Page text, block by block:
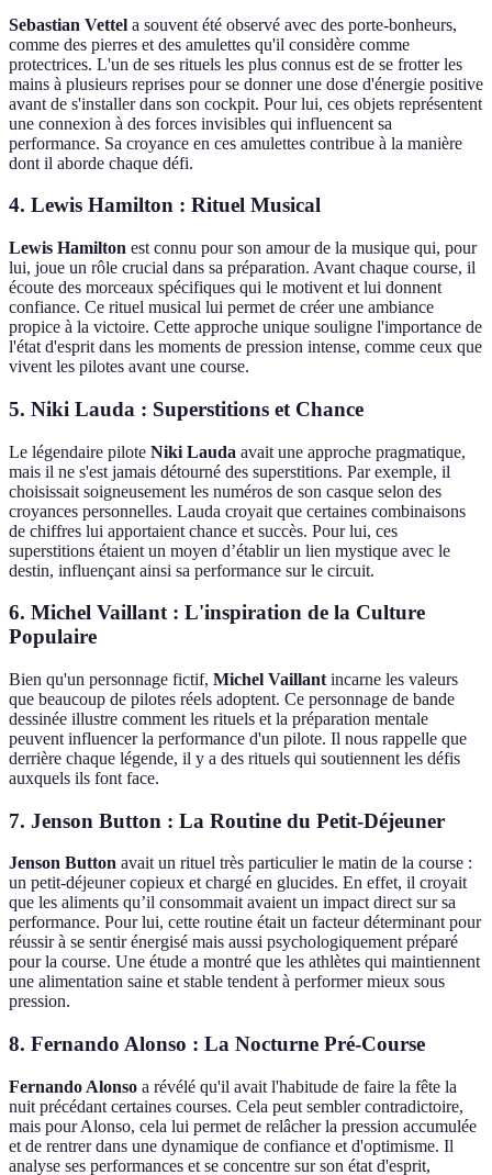
Sebastian Vettel a souvent été observé avec des porte-bonheurs,
comme des pierres et des amulettes qu'il considère comme
protectrices. L'un de ses rituels les plus connus est de se frotter les
mains à plusieurs reprises pour se donner une dose d'énergie positive
avant de s'installer dans son cockpit. Pour lui, ces objets représentent
une connexion à des forces invisibles qui influencent sa
performance. Sa croyance en ces amulettes contribue à la manière
dont il aborde chaque défi.
4. Lewis Hamilton : Rituel Musical
Lewis Hamilton est connu pour son amour de la musique qui, pour
lui, joue un rôle crucial dans sa préparation. Avant chaque course, il
écoute des morceaux spécifiques qui le motivent et lui donnent
confiance. Ce rituel musical lui permet de créer une ambiance
propice à la victoire. Cette approche unique souligne l'importance de
l'état d'esprit dans les moments de pression intense, comme ceux que
vivent les pilotes avant une course.
5. Niki Lauda : Superstitions et Chance
Le légendaire pilote Niki Lauda avait une approche pragmatique,
mais il ne s'est jamais détourné des superstitions. Par exemple, il
choisissait soigneusement les numéros de son casque selon des
croyances personnelles. Lauda croyait que certaines combinaisons
de chiffres lui apportaient chance et succès. Pour lui, ces
superstitions étaient un moyen d’établir un lien mystique avec le
destin, influençant ainsi sa performance sur le circuit.
6. Michel Vaillant : L'inspiration de la Culture
Populaire
Bien qu'un personnage fictif, Michel Vaillant incarne les valeurs
que beaucoup de pilotes réels adoptent. Ce personnage de bande
dessinée illustre comment les rituels et la préparation mentale
peuvent influencer la performance d'un pilote. Il nous rappelle que
derrière chaque légende, il y a des rituels qui soutiennent les défis
auxquels ils font face.
7. Jenson Button : La Routine du Petit-Déjeuner
Jenson Button avait un rituel très particulier le matin de la course :
un petit-déjeuner copieux et chargé en glucides. En effet, il croyait
que les aliments qu’il consommait avaient un impact direct sur sa
performance. Pour lui, cette routine était un facteur déterminant pour
réussir à se sentir énergisé mais aussi psychologiquement préparé
pour la course. Une étude a montré que les athlètes qui maintiennent
une alimentation saine et stable tendent à performer mieux sous
pression.
8. Fernando Alonso : La Nocturne Pré-Course
Fernando Alonso a révélé qu'il avait l'habitude de faire la fête la
nuit précédant certaines courses. Cela peut sembler contradictoire,
mais pour Alonso, cela lui permet de relâcher la pression accumulée
et de rentrer dans une dynamique de confiance et d'optimisme. Il
analyse ses performances et se concentre sur son état d'esprit,